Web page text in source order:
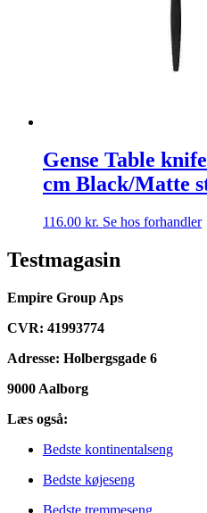
Gense Table
cm Black/Matte
116.00 kr. Se hos forhandler
Testmagasin
Empire Group Aps
CVR: 41993774
Adresse: Holbergsgade 6
9000 Aalborg
Læs også:
Bedste kontinentalseng
Bedste køjeseng
Bedste tremmeseng